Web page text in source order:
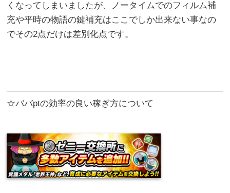
くなってしまいましたが、ノータイムでのフィルム補
充や平時の物語の鍵補充はここでしか出来ない事なの
でその2点だけは差別化点です。
☆ババptの効率の良い稼ぎ方について